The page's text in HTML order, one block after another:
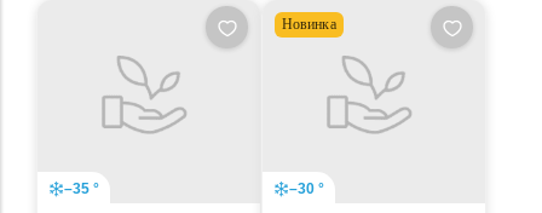
–35 °
Новинка
–30 °